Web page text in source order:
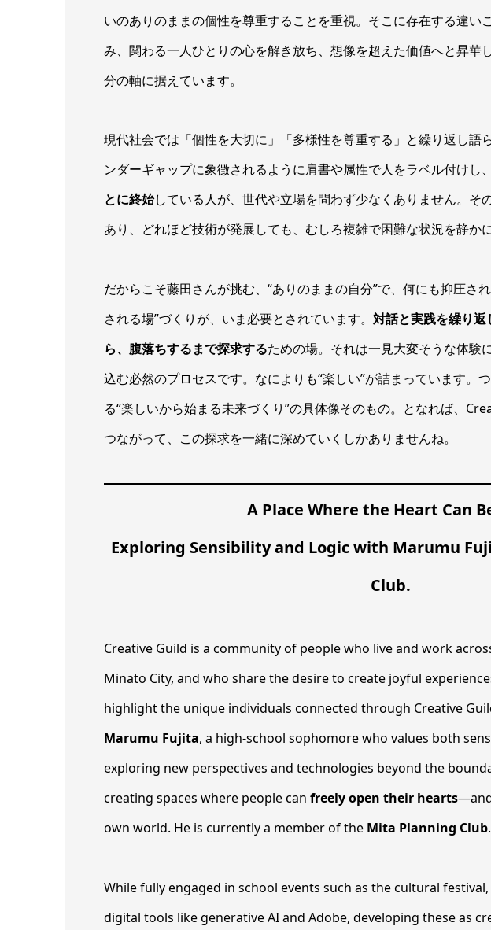
いのありのままの個性を尊重することを重視。そこに存在する違い
み、関わる一人ひとりの心を解き放ち、想像を超えた価値へと昇華
分の軸に据えています。
現代社会では「個性を大切に」「多様性を尊重する」と繰り返し語
ンダーギャップに象徴されるように肩書や属性で人をラベル付けし、
とに終始している人が、世代や立場を問わず少なくありません。そ
あり、どれほど技術が発展しても、むしろ複雑で困難な状況を静か
だからこそ藤田さんが挑む、“ありのままの自分”で、何にも抑圧さ
される場”づくりが、いま必要とされています。 対話と実践を繰り
ら、腹落ちするまで探求するための場。それは一見大変そうな体験
込む必然のプロセスです。なによりも“楽しい”が詰まっています。
る“楽しいから始まる未来づくり”の具体像そのもの。となれば、
つながって、この探求を一緒に深めていくしかありませんね。
A Place Where the Heart Can
Exploring Sensibility and Logic with Marumu
Club.
Creative Guild is a community of people who live and work
Minato City, and who share the desire to create joyful
highlight the unique individuals connected through Creative
Marumu Fujita, a high-school sophomore who values both
exploring new perspectives and technologies beyond the
creating spaces where people can freely open their hearts
own world. He is currently a member of the Mita Planning Club.
While fully engaged in school events such as the cultural
digital tools like generative AI and Adobe, developing these as